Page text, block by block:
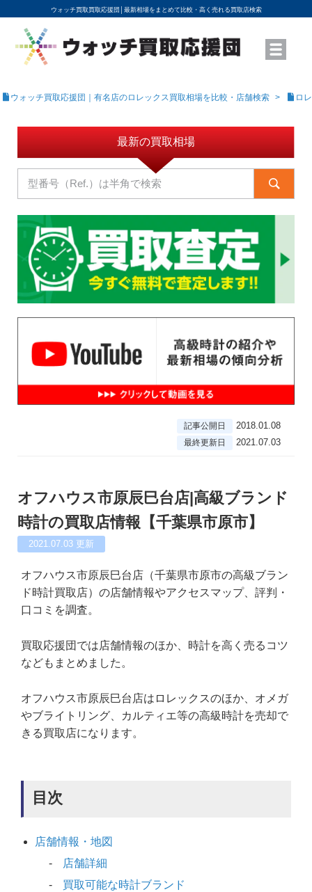
ウォッチ買取買取応援団│ 最新相場をまとめて比較・高く売れる買取店検索
YouTubeで動画を公開中
ROLEXモデル名から買取相場を調べる
高級時計ブランド名から買取相場を調べる
地域から買取店を探す
店舗名から買取店を探す
ブランド時計を高く売る方法
買取査定を依頼する
ウォッチ買取応援団｜有名店のロレックス買取相場を比較・店舗検索 ロ
最新の買取相場
記事公開日 2018.01.08
最終更新日 2021.07.03
オフハウス市原辰巳台店|高級ブランド
時計の買取店情報【千葉県市原市】
2021.07.03 更新
オフハウス市原辰巳台店（千葉県市原市の高級ブラン
ド時計買取店）の店舗情報やアクセスマップ、評判・
口コミを調査。
買取応援団では店舗情報のほか、時計を高く売るコツ
などもまとめました。
オフハウス市原辰巳台店はロレックスのほか、オメガ
やブライトリング、カルティエ等の高級時計を売却で
きる買取店になります。
目次
店舗情報・地図
店舗詳細
買取可能な時計ブランド